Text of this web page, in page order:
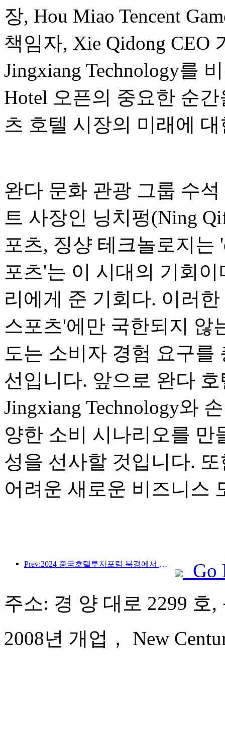
장, Hou Miao Tencent
책임자, Xie Qidong CEO
Jingxiang Technology를
Hotel 오픈의 중요한 순
츠 호텔 시장의 미래에
완다 문화 관광 그룹 수
트 사장인 닝치펑(Ning
포츠, 징샹 테크놀로지는
포츠'는 이 시대의 기회
리에게 준 기회다. 이러
스포츠'에만 국한되지 않
도는 소비자 경험 요구
선입니다. 앞으로 완다 호
Jingxiang Technology와
양한 소비 시나리오를 만
성을 선사할 것입니다.
어려운 새로운 비즈니스
Prev:2024 중국호텔투자포럼 북경에서 성공적으로 개최
Go
주소: 경 양 대로 2299 호
2008년 개업， New